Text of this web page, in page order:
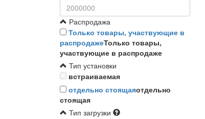
Распродажа
Только товары, участвующие в
распродажеТолько товары,
участвующие в распродаже
Тип установки
встраиваемая
отдельно стоящаяотдельно
стоящая
Тип загрузки